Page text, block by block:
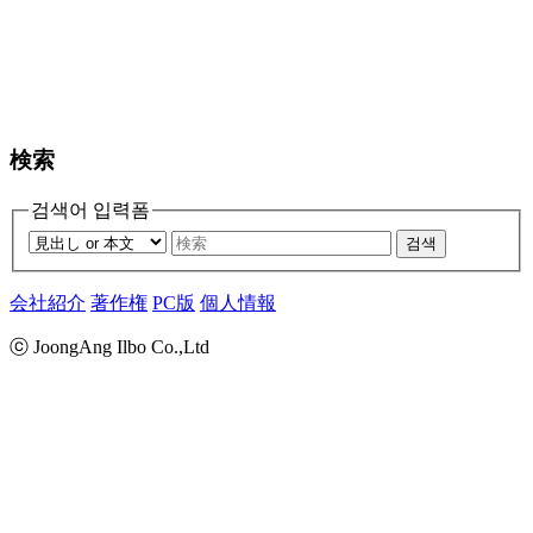
検索
검색어 입력폼
검색
会社紹介 著作権 PC版 個人情報
ⓒ JoongAng Ilbo Co.,Ltd